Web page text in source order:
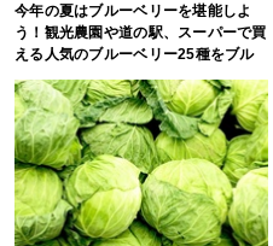
今年の夏はブルーベリーを堪能しよ
う！観光農園や道の駅、スーパーで買
える人気のブルーベリー25種をブル